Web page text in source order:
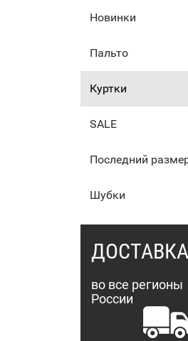
Новинки
Пальто
Куртки
SALE
Последний
Шубки
ДОСТАВКА
во все регионы
России